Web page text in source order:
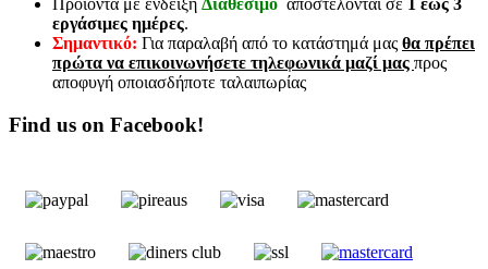
Προϊόντα με ένδειξη Διαθέσιμο αποστέλονται σε 1 έως 3
εργάσιμες ημέρες.
Σημαντικό: Για παραλαβή από το κατάστημά μας θα πρέπει
πρώτα να επικοινωνήσετε τηλεφωνικά μαζί μας προς
αποφυγή οποιασδήποτε ταλαιπωρίας
Find us on Facebook!